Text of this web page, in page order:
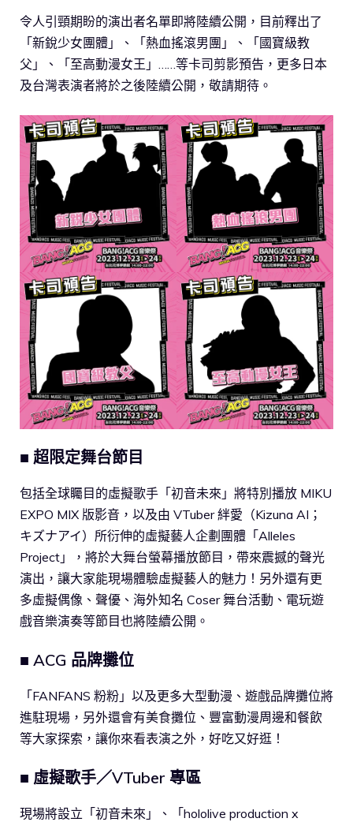
令人引頸期盼的演出者名單即將陸續公開，目前釋出了
「新銳少女團體」、「熱血搖滾男團」、「國寶級教
父」、「至高動漫女王」……等卡司剪影預告，更多日本
及台灣表演者將於之後陸續公開，敬請期待。
■ 超限定舞台節目
包括全球矚目的虛擬歌手「初音未來」將特別播放 MIKU
EXPO MIX 版影音，以及由 VTuber 絆愛（Kizuna AI；
キズナアイ）所衍伸的虛擬藝人企劃團體「Alleles
Project」，將於大舞台螢幕播放節目，帶來震撼的聲光
演出，讓大家能現場體驗虛擬藝人的魅力！另外還有更
多虛擬偶像、聲優、海外知名 Coser 舞台活動、電玩遊
戲音樂演奏等節目也將陸續公開。
■ ACG 品牌攤位
「FANFANS 粉粉」以及更多大型動漫、遊戲品牌攤位將
進駐現場，另外還會有美食攤位、豐富動漫周邊和餐飲
等大家探索，讓你來看表演之外，好吃又好逛！
■ 虛擬歌手／VTuber 專區
現場將設立「初音未來」、「hololive production x